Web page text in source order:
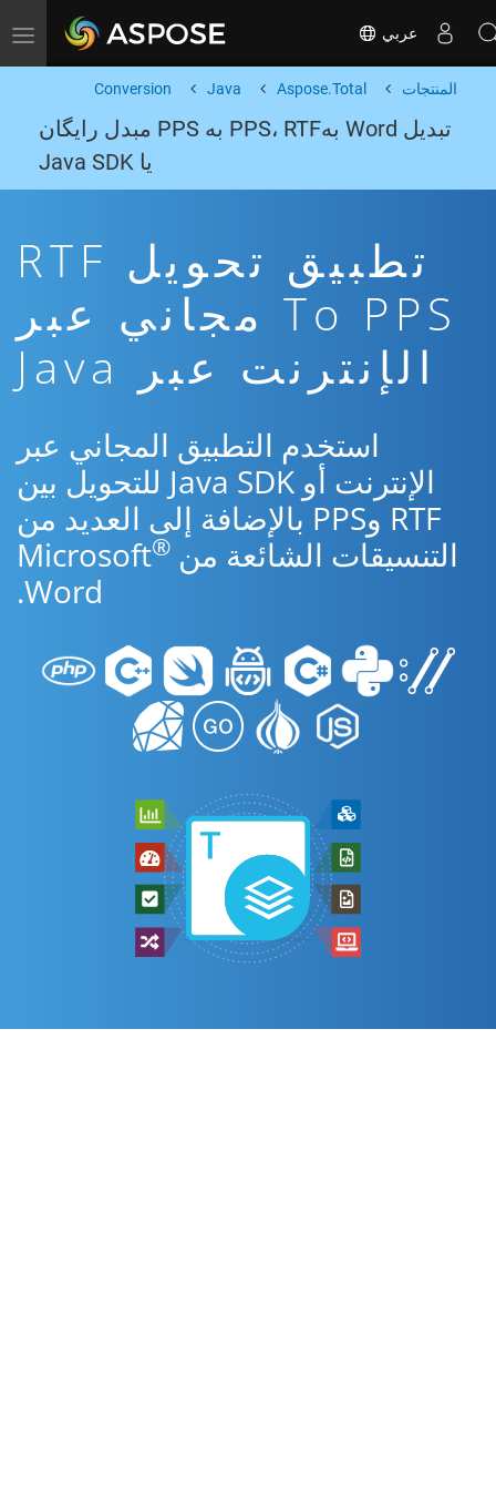
Toggle navigation عربي
المنتجات Aspose.Total
Java
Conversion
تبدیل Word بهPPS، RTF به PPS مبدل رایگان
یا Java SDK
تطبيق تحويل RTF
To PPS مجاني عبر
الإنترنت عبر Java
استخدم التطبيق المجاني عبر
الإنترنت أو Java SDK للتحويل بين
RTF وPPS بالإضافة إلى العديد من
التنسيقات الشائعة من Microsoft ®
Word.